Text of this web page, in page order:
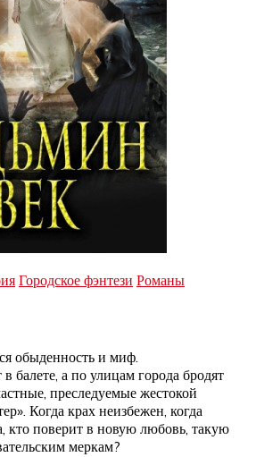
Городское фэнтези Романы
обыденность и миф.
балете, а по улицам города бродят
преследуемые жестокой
Когда крах неизбежен, когда
кто поверит в новую любовь, такую
меркам?